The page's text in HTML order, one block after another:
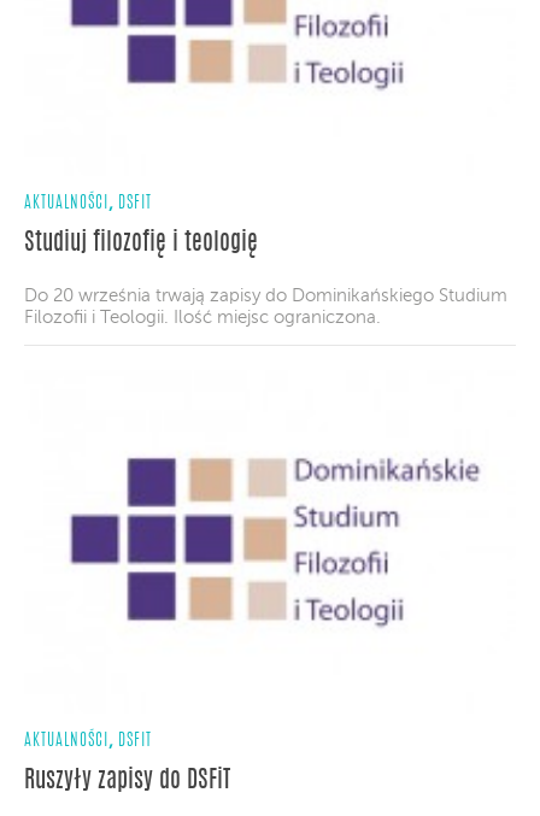
AKTUALNOŚCI , DSFIT
Studiuj filozofię i teologię
Do 20 września trwają zapisy do Dominikańskiego Studium
Filozofii i Teologii. Ilość miejsc ograniczona.
AKTUALNOŚCI , DSFIT
Ruszyły zapisy do DSFiT